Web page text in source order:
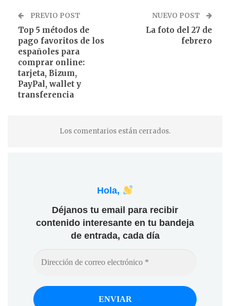
PREVIO POST
Top 5 métodos de
pago favoritos de los
españoles para
comprar online:
tarjeta, Bizum,
PayPal, wallet y
transferencia
NUEVO POST
La foto del 27 de
febrero
Los comentarios están cerrados.
Hola,
Déjanos tu email para recibir
contenido interesante en tu bandeja
de entrada, cada día